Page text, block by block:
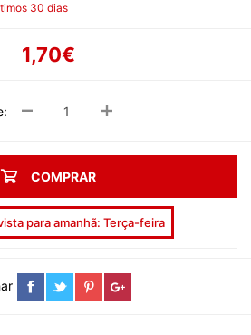
30 dias
1,70€
COMPRAR
para amanhã: Terça-feira